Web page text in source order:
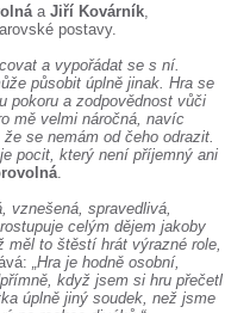
a Jiří Kovárník,
postavy.
a vypořádat se s ní.
působit úplně jinak. Hra se
pokoru a zodpovědnost vůči
mě velmi náročná, navíc
se nemám od čeho odrazit.
pocit, který není příjemný ani
.
vznešená, spravedlivá,
celým dějem jakoby
měl to štěstí hrát výrazné role,
„Hra je hodně osobní,
když jsem si hru přečetl
úplně jiný soudek, než jsme